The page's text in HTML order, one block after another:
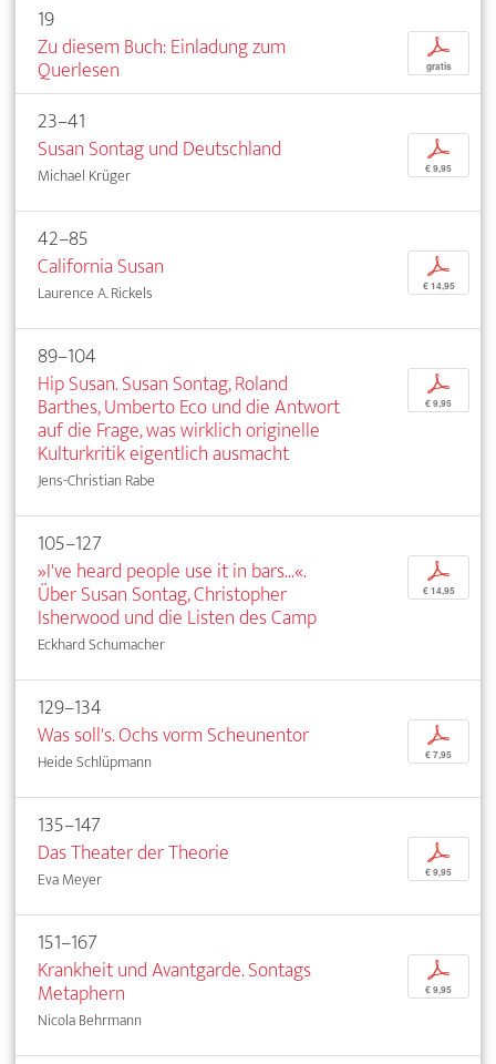
19
Zu diesem Buch: Einladung zum
Querlesen
p
gratis
23–41
Susan Sontag und Deutschland
Michael Krüger
p
€ 9,95
42–85
California Susan
Laurence A. Rickels
p
€ 14,95
89–104
Hip Susan. Susan Sontag, Roland
Barthes, Umberto Eco und die Antwort
auf die Frage, was wirklich originelle
Kulturkritik eigentlich ausmacht
Jens-Christian Rabe
p
€ 9,95
105–127
»I've heard people use it in bars...«.
Über Susan Sontag, Christopher
Isherwood und die Listen des Camp
Eckhard Schumacher
p
€ 14,95
129–134
Was soll's. Ochs vorm Scheunentor
Heide Schlüpmann
p
€ 7,95
135–147
Das Theater der Theorie
Eva Meyer
p
€ 9,95
151–167
Krankheit und Avantgarde. Sontags
Metaphern
Nicola Behrmann
p
€ 9,95